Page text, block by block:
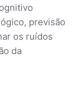
previsão
os ruídos
da